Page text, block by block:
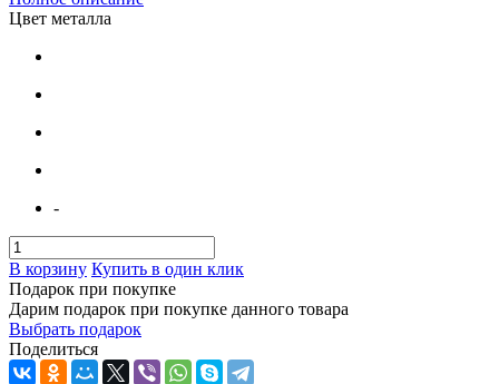
Цвет металла
-
В корзину Купить в один клик
Подарок при покупке
Дарим подарок при покупке данного товара
Выбрать подарок
Поделиться